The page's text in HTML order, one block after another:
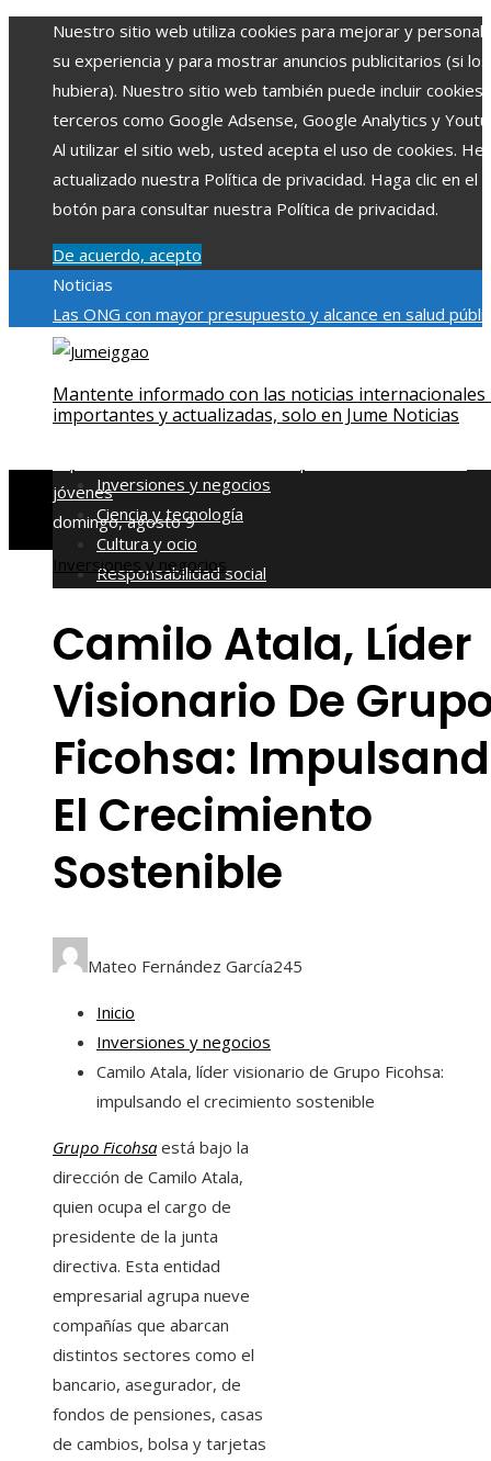
Nuestro sitio web utiliza cookies para mejorar y
su experiencia y para mostrar anuncios publicitarios (si los
hubiera). Nuestro sitio web también puede incluir cookies
terceros como Google Adsense, Google Analytics y
Al utilizar el sitio web, usted acepta el uso de cookies.
actualizado nuestra Política de privacidad. Haga clic en el
botón para consultar nuestra Política de privacidad.
De acuerdo, acepto
Noticias
Las ONG con mayor presupuesto y alcance en salud
educaciónImpacto económico y social de la estacionalidad
impacto en la regulación bancariaCómo la RSE impulsa el
desarrollo social y ambiental en comunidades chilenas
jóvenes
domingo, agosto 9
Mantente informado con las noticias internacionales
importantes y actualizadas, solo en Jume Noticias
Inversiones y negocios
Ciencia y tecnología
Cultura y ocio
Responsabilidad social
Inversiones y negocios
Camilo Atala, Líder
Visionario De
Ficohsa:
El Crecimiento
Sostenible
Mateo Fernández García245
Inicio
Inversiones y negocios
Camilo Atala, líder visionario de Grupo Ficohsa:
impulsando el crecimiento sostenible
Grupo Ficohsa está bajo la
dirección de Camilo Atala,
quien ocupa el cargo de
presidente de la junta
directiva. Esta entidad
empresarial agrupa nueve
compañías que abarcan
distintos sectores como el
bancario, asegurador, de
fondos de pensiones, casas
de cambios, bolsa y tarjetas